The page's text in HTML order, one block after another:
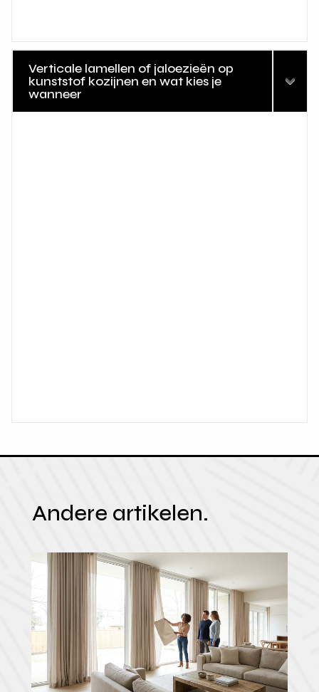
Verticale lamellen of jaloezieën op
kunststof kozijnen en wat kies je
wanneer
Andere artikelen.